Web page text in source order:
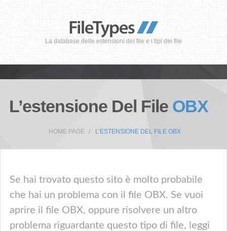
La database delle estensioni dei file e i tipi dei file
L’estensione Del File OBX
HOME PAGE L’ESTENSIONE DEL FILE OBX
Se hai trovato questo sito è molto probabile
che hai un problema con il file OBX. Se vuoi
aprire il file OBX, oppure risolvere un altro
problema riguardante questo tipo di file, leggi